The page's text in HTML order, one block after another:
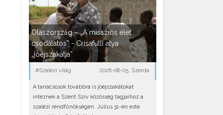
Olaszország – „A missziós élet
csodálatos” - Crisafulli atya
„jóéjszakátja”
#Szalézi világ 2026-08-05, Szerda
A tanácsosok továbbra is jóéjszakátokat
intéznek a Szent Szív közösség tagjaihoz a
szalézi rendfőnökségen. Július 31-én este